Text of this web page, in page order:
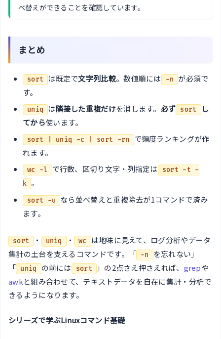
べ替えができることを確認しています。
まとめ
sort は既定で文字列比較。数値順には -n
が必須で
す。
uniq は隣接した重複だけを消します。 必ず sort
し
てから使います。
sort | uniq -c | sort -rn
で頻度ランキングが作
れます。
wc -l で行数、区切り文字・列指定は
sort -t -
k
。
sort -u
なら並べ替えと重複除去が1コマンドで済み
ます。
sort ・ uniq ・ wc
は地味に見えて、ログ分析やデータ
集計の土台を支えるコマンドです。「
-n
を忘れない」
「
uniq の前には sort 」の2点さえ押さえれば、 grepや
awkと組み合わせて、テキストデータを自在に集計・分析で
きるようになります。
シリーズで学ぶLinuxコマンド基礎